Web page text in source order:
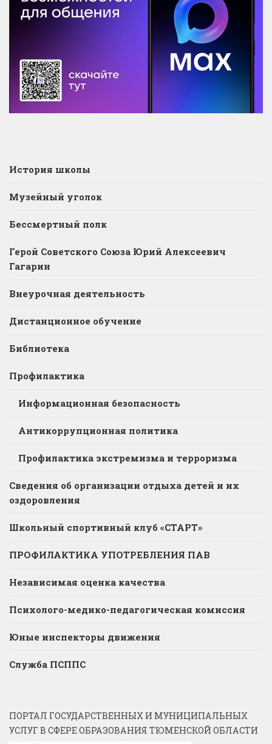
История школы
Музейный уголок
Бессмертный полк
Герой Советского Союза Юрий Алексеевич
Гагарин
Внеурочная деятельность
Дистанционное обучение
Библиотека
Профилактика
Информационная безопасность
Антикоррупционная политика
Профилактика экстремизма и терроризма
Сведения об организации отдыха детей и их
оздоровления
Школьный спортивный клуб «СТАРТ»
ПРОФИЛАКТИКА УПОТРЕБЛЕНИЯ ПАВ
Независимая оценка качества
Психолого-медико-педагогическая комиссия
Юные инспекторы движения
Служба ПСППС
ПОРТАЛ ГОСУДАРСТВЕННЫХ И МУНИЦИПАЛЬНЫХ
УСЛУГ В СФЕРЕ ОБРАЗОВАНИЯ ТЮМЕНСКОЙ ОБЛАСТИ